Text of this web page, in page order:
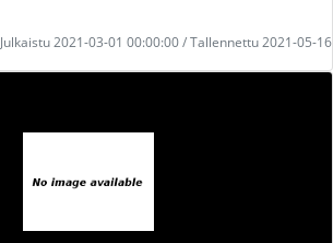
Julkaistu 2021-03-01 00:00:00 / Tallennettu 2021-05-16